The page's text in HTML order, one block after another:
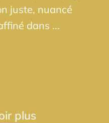
juste, nuancé
dans ...
plus